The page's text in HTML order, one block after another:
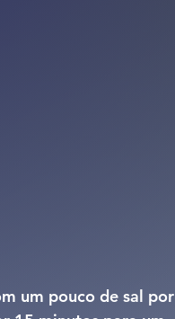
um pouco de sal por